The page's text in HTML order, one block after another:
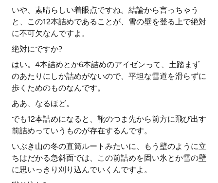
いや、素晴らしい着眼点ですね。結論から言っちゃう
と、この12本詰めであることが、雪の壁を登る上で絶対
に不可欠なんですよ。
絶対にですか?
はい。4本詰めとか6本詰めのアイゼンって、土踏まず
のあたりにしか詰めがないので、平坦な雪道を滑らずに
歩くためのものなんです。
ああ、なるほど。
でも12本詰めになると、靴のつま先から前方に飛び出す
前詰めっていうものが存在するんです。
いぶき山の冬の直筒ルートみたいに、もう壁のように立
ちはだかる急斜面では、この前詰めを固い氷とか雪の壁
に思いっきり刈り込んでいくんですよ。